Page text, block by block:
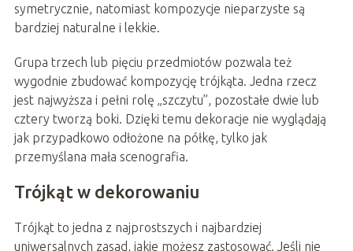
symetrycznie, natomiast kompozycje nieparzyste są
bardziej naturalne i lekkie.
Grupa trzech lub pięciu przedmiotów pozwala też
wygodnie zbudować kompozycję trójkąta. Jedna rzecz
jest najwyższa i pełni rolę „szczytu”, pozostałe dwie lub
cztery tworzą boki. Dzięki temu dekoracje nie wyglądają
jak przypadkowo odłożone na półkę, tylko jak
przemyślana mała scenografia.
Trójkąt w dekorowaniu
Trójkąt to jedna z najprostszych i najbardziej
uniwersalnych zasad, jakie możesz zastosować. Jeśli nie